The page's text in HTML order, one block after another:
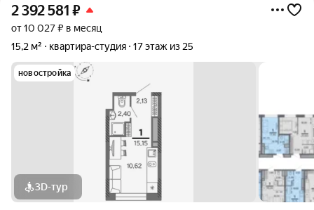
2 392 581 ₽
от 10 027 ₽ в месяц
15,2 м²
квартира-студия 17 этаж из 25
новостройка
3D-тур